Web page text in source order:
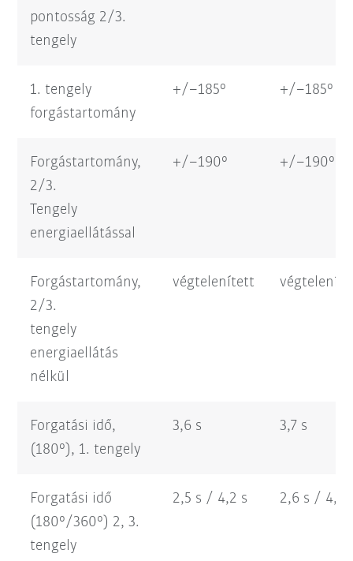
pontosság 2/3.
tengely
1. tengely
forgástartomány
+/–185° +/–185°
Forgástartomány,
2/3.
Tengely
energiaellátással
+/–190° +/–190°
Forgástartomány,
2/3.
tengely
energiaellátás
nélkül
végtelenített
Forgatási idő,
(180°), 1. tengely
3,6 s 3,7 s
Forgatási idő
(180°/360°) 2, 3.
tengely
2,5 s / 4,2 s 2,6 s / 4,3